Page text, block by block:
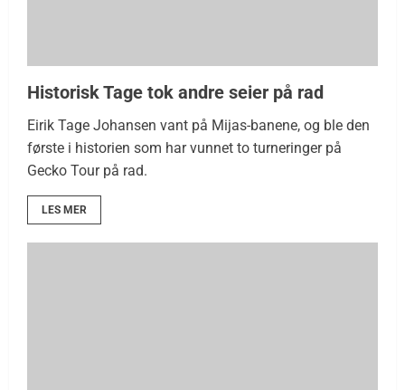
Historisk Tage tok andre seier på rad
Eirik Tage Johansen vant på Mijas-banene, og ble den
første i historien som har vunnet to turneringer på
Gecko Tour på rad.
LES MER